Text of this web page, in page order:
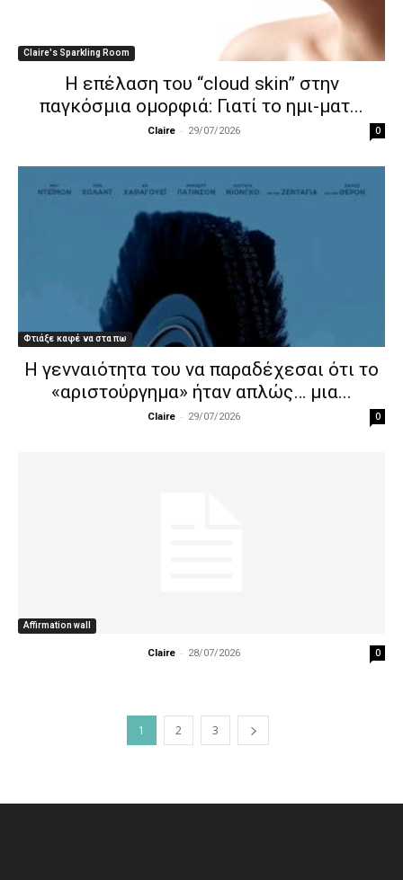
Claire's Sparkling Room
Η επέλαση του “cloud skin” στην
παγκόσμια ομορφιά: Γιατί το ημι-ματ...
Claire - 29/07/2026 0
Φτιάξε καφέ να στα πω
Η γενναιότητα του να παραδέχεσαι ότι το
«αριστούργημα» ήταν απλώς… μια...
Claire - 29/07/2026 0
Affirmation wall
Claire - 28/07/2026 0
1 2 3